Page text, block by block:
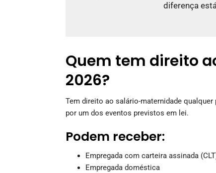
diferença
Quem tem direito
2026?
Tem direito ao salário-maternidade qualquer
por um dos eventos previstos em lei.
Podem receber:
Empregada com carteira assinada
Empregada doméstica